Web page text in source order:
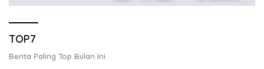
TOP7
Berita Paling Top Bulan Ini